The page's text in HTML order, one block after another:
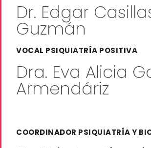
Dr. Edgar
Guzmán
VOCAL PSIQUIATRÍA POSITIVA
Dra. Eva Alicia
Armendáriz
COORDINADOR PSIQUIATRÍA Y